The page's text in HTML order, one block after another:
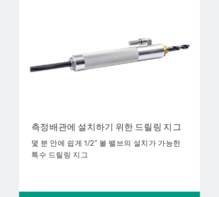
측정배관에 설치하기 위한 드릴링 지그
몇 분 안에 쉽게 1/2” 볼 밸브의 설치가 가능한
특수 드릴링 지그